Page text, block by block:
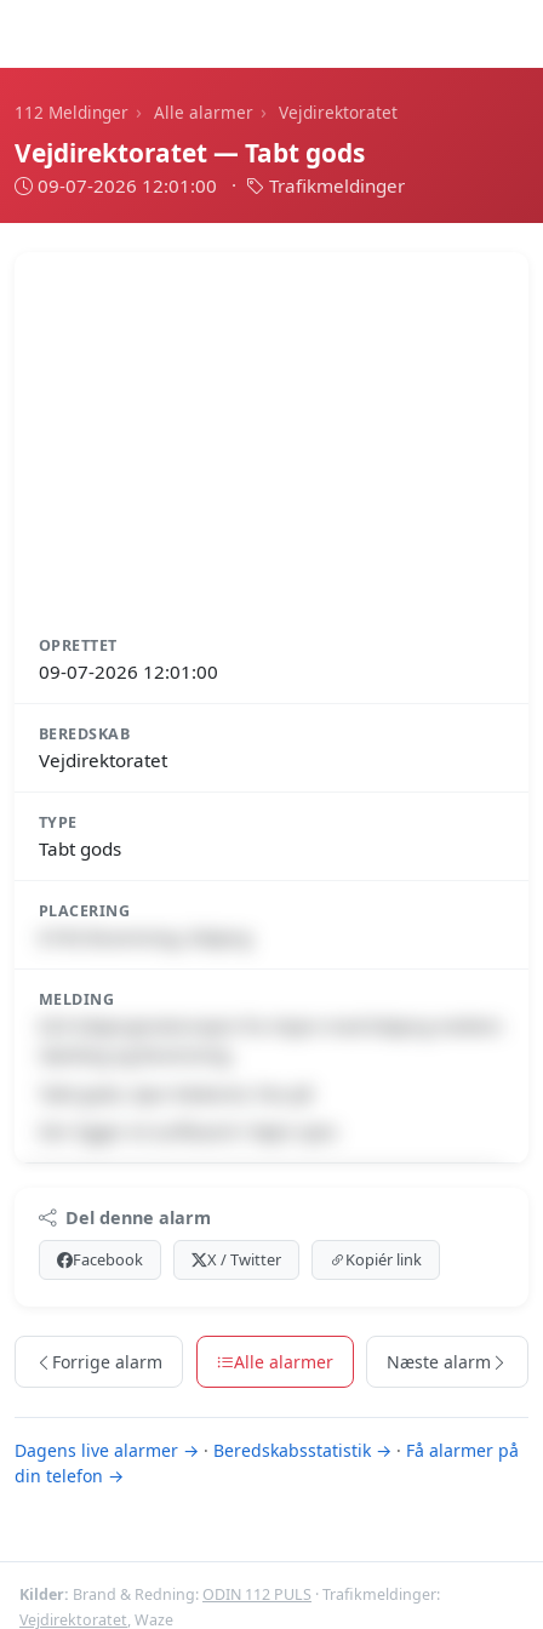
112 Meldinger › Alle alarmer › Vejdirektoratet
Vejdirektoratet — Tabt gods
09-07-2026 12:01:00 · Trafikmeldinger
OPRETTET
09-07-2026 12:01:00
BEREDSKAB
Vejdirektoratet
TYPE
Tabt gods
PLACERING
MELDING
Log ind med Premium for at se meldingen og kortet.
Del denne alarm
Facebook X / Twitter Kopiér link
Forrige alarm Alle alarmer Næste alarm
Dagens live alarmer → · Beredskabsstatistik → · Få alarmer på
din telefon →
Kilder: Brand & Redning: ODIN 112 PULS · Trafikmeldinger:
Vejdirektoratet, Waze